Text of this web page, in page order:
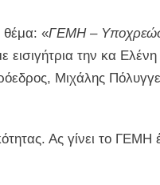
θέμα: «ΓΕΜΗ –
εισιγήτρια την κα
Μιχάλης
Ας γίνει το